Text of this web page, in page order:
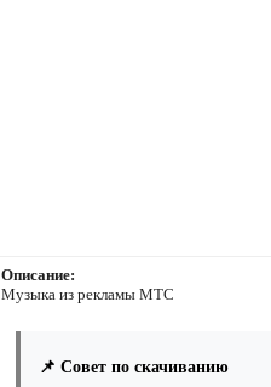
Описание:
Музыка из рекламы МТС
📌 Совет по скачиванию